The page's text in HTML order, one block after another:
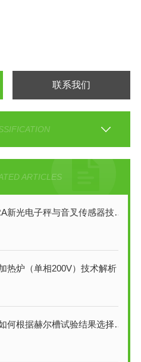
联系我们
ARTICLES
电子秤与音叉传感器技术解析
热炉（单相200V）技术解析
尔槽试验结果选择合适的电镀设备？